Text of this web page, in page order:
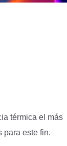
térmica el más
para este fin.